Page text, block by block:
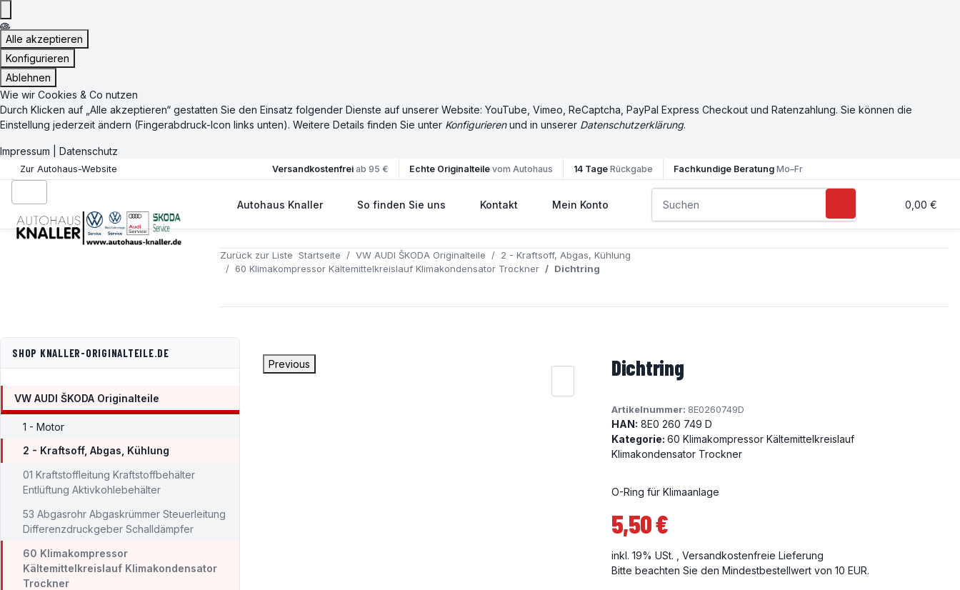
Alle akzeptieren
Konfigurieren
Ablehnen
Wie wir Cookies & Co nutzen
Durch Klicken auf „Alle akzeptieren“ gestatten Sie den Einsatz folgender Dienste auf unserer Website: YouTube, Vimeo, ReCaptcha, PayPal Express Checkout und Ratenzahlung. Sie können die
Einstellung jederzeit ändern (Fingerabdruck-Icon links unten). Weitere Details finden Sie unter Konfigurierenund in unserer Datenschutzerklärung.
Impressum Datenschutz
Versandkostenfreiab 95 € Echte Originalteilevom Autohaus 14 TageRückgabe Fachkundige BeratungMo–Fr
Zur Autohaus-Website
0,00 €
Autohaus Knaller So finden Sie uns Kontakt Mein Konto
Zurück zur Liste Startseite VW AUDI ŠKODA Originalteile
2 - Kraftsoff, Abgas, Kühlung
60 Klimakompressor Kältemittelkreislauf Klimakondensator Trockner
Dichtring
Previous Dichtring
Artikelnummer: 8E0260749D
HAN: 8E0 260 749 D
Kategorie: 60 Klimakompressor Kältemittelkreislauf
Klimakondensator Trockner
O-Ring für Klimaanlage
5,50 €
inkl. 19% USt. , Versandkostenfreie Lieferung
Bitte beachten Sie den Mindestbestellwert von 10 EUR.
SHOP KNALLER-ORIGINALTEILE.DE
VW AUDI ŠKODA Originalteile
1 - Motor
2 - Kraftsoff, Abgas, Kühlung
01 Kraftstoffleitung Kraftstoffbehälter
Entlüftung Aktivkohlebehälter
53 Abgasrohr Abgaskrümmer Steuerleitung
Differenzdruckgeber Schalldämpfer
60 Klimakompressor
Kältemittelkreislauf Klimakondensator
Trockner